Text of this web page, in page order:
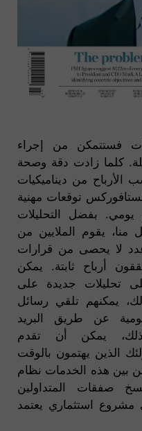
فستتمكن من إجراء
كلما زادت دقة وصحة
من ديناميكيات
توقعات مهنية
بفضل التحليلات
منا، يقوم الملايين من
عدد لا يحصى من قرارات
أرباح ثابتة. يمكن
تحليلات جديدة على
يمكنهم تلقي رسائل
عن طريق البريد
ذلك، يمكن أن تقدم
الذين يهتمون بالوقت
بين هذه الخدمات نظام
صفقات المتداولين
مشروع استثماري يعتمد